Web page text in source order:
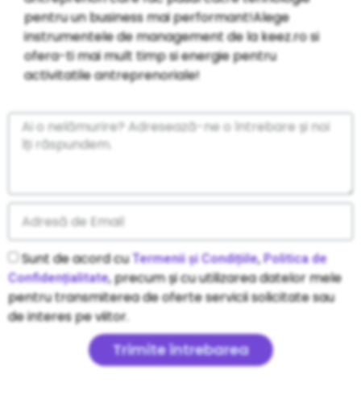
pentru un business mai performant!Alege
instrumentele de management de la keez.ro si
ofera-ti mai mult timp si energie pentru
activitatile antreprenoriale!
Sunt de acord cuTermenii și Condițiile,Politica de
Confidențialitate, precum și cu utilizarea datelor mele
pentru transmiterea de oferte servicii solicitate sau
de interes pe viitor.
Trimite întrebarea